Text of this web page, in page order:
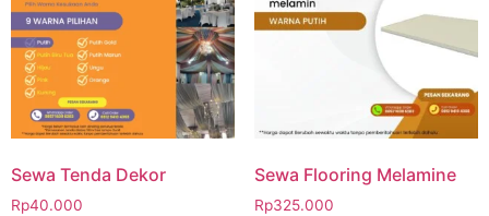
Sewa Tenda Dekor
Rp40.000
Sewa Flooring Melamine
Rp325.000